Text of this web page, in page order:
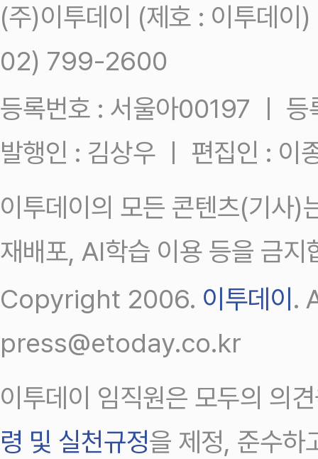
(주)이투데이 (제호 : 이투데
02) 799-2600
등록번호 : 서울아00197 ㅣ
발행인 : 김상우 ㅣ 편집인 : 이
이투데이의 모든 콘텐츠(기사)
재배포, AI학습 이용 등을 금지
Copyright 2006. 이투데이 .
press@etoday.co.kr
이투데이 임직원은 모두의 의
령 및 실천규정을 제정, 준수하